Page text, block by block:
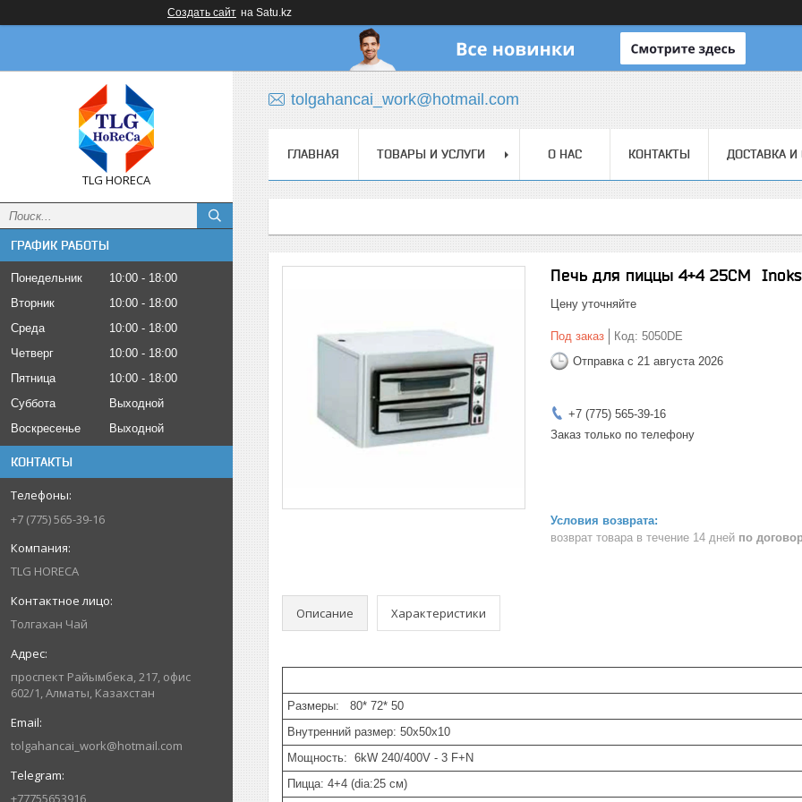
Создать сайт на Satu.kz
TLG HORECA
ГРАФИК РАБОТЫ
Понедельник 10:00
18:00
Вторник
10:00
18:00
Среда
10:00
18:00
Четверг
10:00
18:00
Пятница
10:00
18:00
Суббота
Выходной
Воскресенье
Выходной
КОНТАКТЫ
+7 (775) 565-39-16
TLG HORECA
Толгахан Чай
проспект Райымбека, 217, офис
602/1, Алматы, Казахстан
tolgahancai_work@hotmail.com
+77755653916
tolgahancai_work@hotmail.com
ГЛАВНАЯ ТОВАРЫ И УСЛУГИ О НАС КОНТАКТЫ ДОСТАВКА И
Печь для пиццы 4+4 25СМ
Цену уточняйте
Под заказ Код: 5050DE
Отправка с 21 августа 2026
+7 (775) 565-39-16
Заказ только по телефону
возврат товара в течение 14 дней по
Описание Характеристики
Размеры: 80* 72* 50
Внутренний размер: 50x50x10
Мощность: 6kW 240/400V - 3 F+N
Пицца: 4+4 (dia:25 cм)